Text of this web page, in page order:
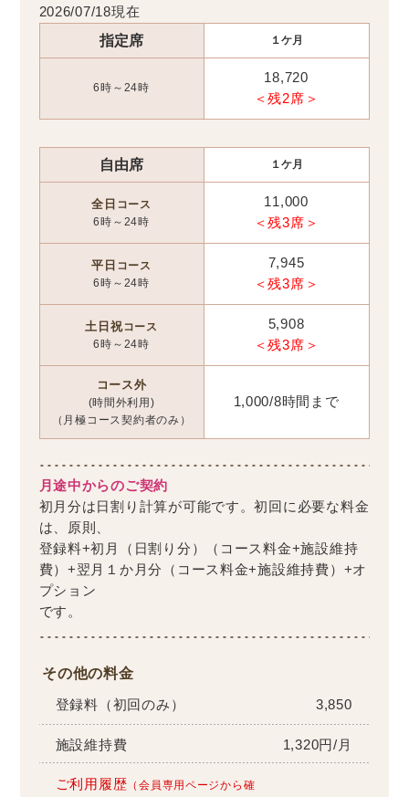
2026/07/18現在
指定席 １ケ月
6時～24時
18,720
＜残2席＞
自由席 １ケ月
全日 コース
6時～24時
11,000
＜残3席＞
平日 コース
6時～24時
7,945
＜残3席＞
土日祝コース
6時～24時
5,908
＜残3席＞
コース外
(時間外利用)
（月極コース契約者のみ）
1,000/8時間まで
月途中からのご契約
初月分は日割り計算が可能です。初回に必要な料金
は、原則、
登録料+初月（日割り分）（コース料金+施設維持
費）+翌月１か月分（コース料金+施設維持費）+オ
プション
です。
その他の料金
登録料（初回のみ） 3,850
施設維持費 1,320円/月
ご利用履歴 （会員専用ページから確